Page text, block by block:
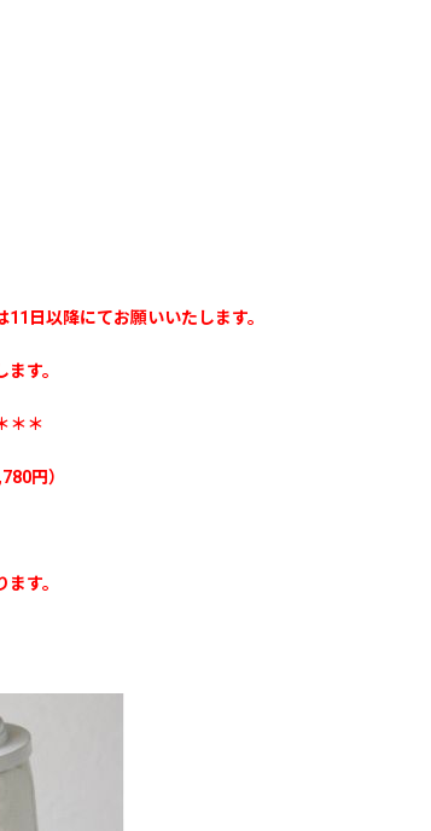
日以降にてお願いいたします。
す。
＊＊
円）
す。